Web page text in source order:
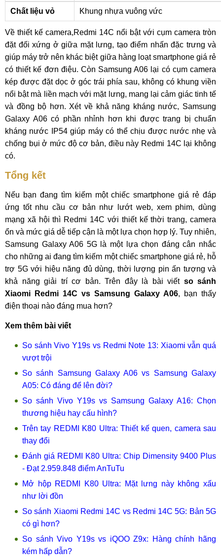
Chất liệu vỏ Khung nhựa vuông vức
Về thiết kế camera,Redmi 14C nổi bật với cụm camera tròn
đặt đối xứng ở giữa mặt lưng, tạo điểm nhấn đặc trưng và
giúp máy trở nên khác biệt giữa hàng loạt smartphone giá rẻ
có thiết kế đơn điệu. Còn Samsung A06 lại có cụm camera
kép được đặt dọc ở góc trái phía sau, không có khung viền
nổi bật mà liền mạch với mặt lưng, mang lại cảm giác tinh tế
và đồng bộ hơn. Xét về khả năng kháng nước, Samsung
Galaxy A06 có phần nhỉnh hơn khi được trang bị chuẩn
kháng nước IP54 giúp máy có thể chịu được nước nhẹ và
chống bụi ở mức độ cơ bản, điều này Redmi 14C lại không
có.
Tổng kết
Nếu bạn đang tìm kiếm một chiếc smartphone giá rẻ đáp
ứng tốt nhu cầu cơ bản như lướt web, xem phim, dùng
mạng xã hội thì Redmi 14C với thiết kế thời trang, camera
ổn và mức giá dễ tiếp cận là một lựa chọn hợp lý. Tuy nhiên,
Samsung Galaxy A06 5G là một lựa chọn đáng cân nhắc
cho những ai đang tìm kiếm một chiếc smartphone giá rẻ, hỗ
trợ 5G với hiệu năng đủ dùng, thời lượng pin ấn tượng và
khả năng giải trí cơ bản. Trên đây là bài viếtso sánh
Xiaomi Redmi 14C vs Samsung Galaxy A06, bạn thấy
điện thoại nào đáng mua hơn?
Xem thêm bài viết
So sánh Vivo Y19s vs Redmi Note 13: Xiaomi vẫn quá
vượt trội
So sánh Samsung Galaxy A06 vs Samsung Galaxy
A05: Có đáng để lên đời?
So sánh Vivo Y19s vs Samsung Galaxy A16: Chọn
thương hiệu hay cấu hình?
Trên tay REDMI K80 Ultra: Thiết kế quen, camera sau
thay đổi
Đánh giá REDMI K80 Ultra: Chip Dimensity 9400 Plus
- Đạt 2.959.848 điểm AnTuTu
Mở hộp REDMI K80 Ultra: Mặt lưng này không xấu
như lời đồn
So sánh Xiaomi Redmi 14C vs Redmi 14C 5G: Bản 5G
có gì hơn?
So sánh Vivo Y19s vs iQOO Z9x: Hàng chính hãng
kém hấp dẫn?